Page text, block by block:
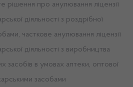
рішення про анулювання ліцензії
діяльності з роздрібної
часткове анулювання ліцензії
діяльності з виробництва
засобів в умовах аптеки, оптової
засобами